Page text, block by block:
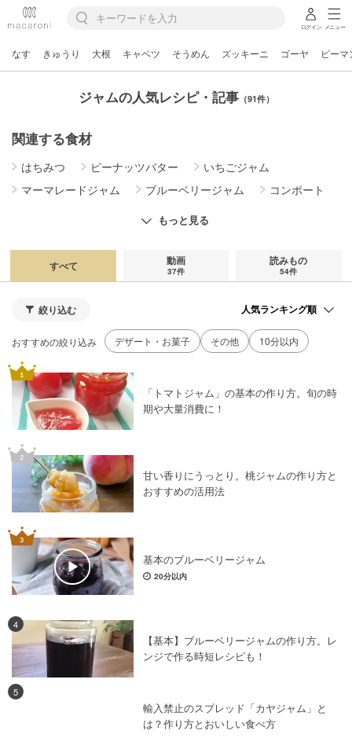
ログイン メニュー
なす きゅうり 大根 キャベツ そうめん ズッキーニ ゴーヤ ピーマ
ジャムの人気レシピ・記事（91件）
関連する食材
はちみつ ピーナッツバター
いちごジャム
マーマレードジャム
ブルーベリージャム
コンポート
バニラペースト
もっと見る
すべて 動画
37件
読みもの
54件
絞り込む
おすすめの絞り込み デザート・お菓子 その他 10分以内
「トマトジャム」の基本の作り方。旬の時
期や大量消費に！
甘い香りにうっとり。桃ジャムの作り方と
おすすめの活用法
基本のブルーベリージャム
20分以内
4
【基本】ブルーベリージャムの作り方。レ
ンジで作る時短レシピも！
5
輸入禁止のスプレッド「カヤジャム」と
は？作り方とおいしい食べ方